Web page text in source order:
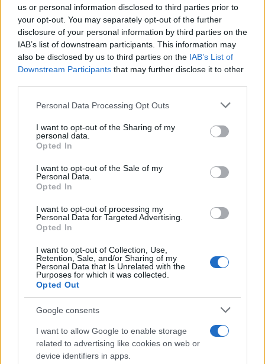
us or personal information disclosed to third parties prior to
your opt-out. You may separately opt-out of the further
disclosure of your personal information by third parties on the
IAB’s list of downstream participants. This information may
also be disclosed by us to third parties on the IAB’s List of
Downstream Participants that may further disclose it to other
Please note that this website/app uses one or more Google
not limited to your visit or usage behaviour. You may click to
grant or deny consent to Google and its third-party tags to
use your data for below specified purposes in below Google
consent section.
Personal Data Processing Opt Outs
I want to opt-out of the Sharing of my
personal data.
Opted In
I want to opt-out of the Sale of my
Personal Data.
Opted In
I want to opt-out of processing my
Personal Data for Targeted Advertising.
Opted In
I want to opt-out of Collection, Use,
Retention, Sale, and/or Sharing of my
Personal Data that Is Unrelated with the
Purposes for which it was collected.
Opted Out
Google consents
I want to allow Google to enable storage
related to advertising like cookies on web or
device identifiers in apps.
FUORI PORTA
Itinerari facili in Val Vigezzo tra borghi, boschi e punti
Alessandro Tassinari · 10 Ago 2026
FUORI PORTA